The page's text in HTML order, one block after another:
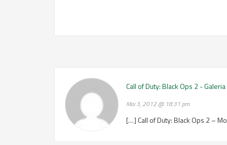
Call of Duty: Black Ops 2 -
Mai 3, 2012 @ 18:31 pm
[…] Call of Duty: Black Ops 2 –